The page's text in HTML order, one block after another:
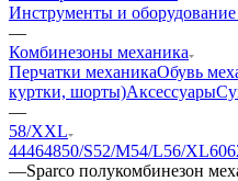
Инструменты и
—
Комбинезоны механика
Перчатки механикаОбувь
куртки, шорты)Аксессуары
—
58/XXL
44464850/S52/M54/L56/XL60
—Sparco полукомбинезон